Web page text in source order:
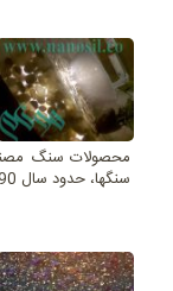
محصولات سنگ
سنگها، حدود سال 1390 تاکنون وجود داشته اند. اما...